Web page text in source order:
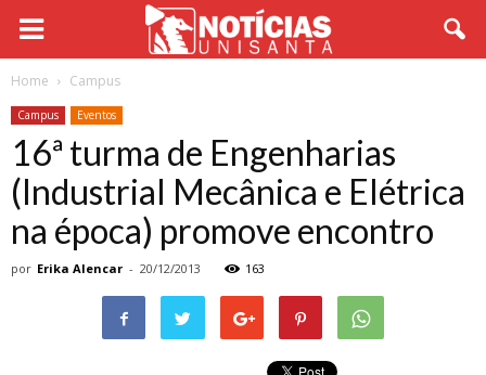
Home Campus
Campus Eventos
16ª turma de Engenharias
(Industrial Mecânica e Elétrica
na época) promove encontro
por Erika Alencar - 20/12/2013 163